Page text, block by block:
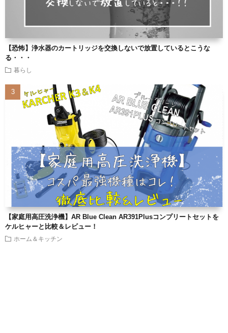
【恐怖】浄水器のカートリッジを交換しないで放置しているとこうな
る・・・
暮らし
【家庭用高圧洗浄機】AR Blue Clean AR391Plusコンプリートセットを
ケルヒャーと比較＆レビュー！
ホーム＆キッチン